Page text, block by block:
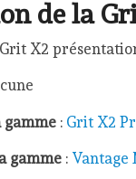
de la
gamme : Grit X2
gamme : Vantage